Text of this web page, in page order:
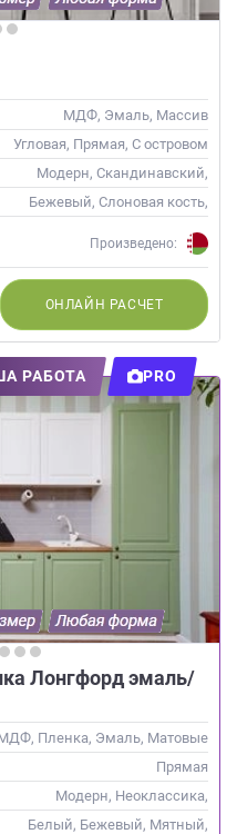
МДФ, Эмаль, Массив
Угловая, Прямая, С островом
Модерн, Скандинавский,
Неоклассика, Современные
Бежевый, Слоновая кость,
Кремовый, Коричневый,
Капучино
Произведено:
ОНЛАЙН РАСЧЕТ
РАБОТА PRO
Лонгфорд эмаль/
Пленка, Эмаль, Матовые
Прямая
Модерн, Неоклассика,
Скандинавский
Белый, Бежевый, Мятный,